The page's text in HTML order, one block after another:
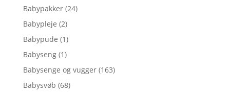
Babypakker (24)
Babypleje (2)
Babypude (1)
Babyseng (1)
Babysenge og vugger (163)
Babysvøb (68)